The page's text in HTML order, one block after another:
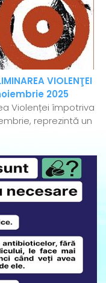
VIOLENŢEI
2025
Violenței împotriva
reprezintă un